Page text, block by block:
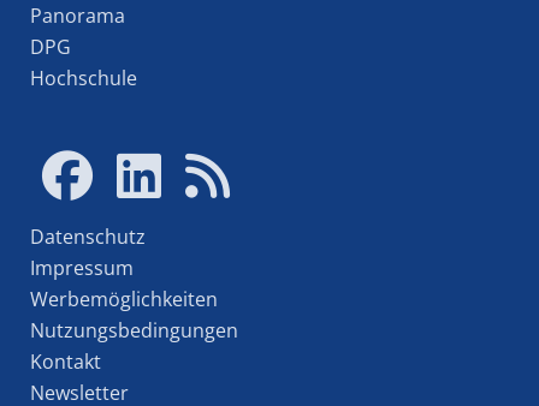
Panorama
DPG
Hochschule
Datenschutz
Impressum
Werbemöglichkeiten
Nutzungsbedingungen
Kontakt
Newsletter